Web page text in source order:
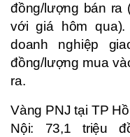
đồng/lượng bán ra
với giá hôm
doanh nghiệp
đồng/lượng mua
ra.
Vàng PNJ tại TP
Nội: 73,1 triệu